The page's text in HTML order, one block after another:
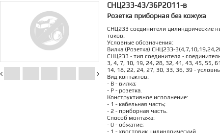
СНЦ233-43/36Р2О11-в
Розетка приборная без кожуха
СНЦ233 соединители цилиндрические
токов.
Условные обозначения:
Вилка (Розетка) СНЦ233-
СНЦ233 - тип соединителя -
3, 4, 7, 10, 19, 24, 28, 32, 41, 43, 45, 55,
14, 18, 22, 24, 27, 30, 33, 36, 39 -
Вид контактов:
- В - вилка;
- Р - розетка.
Конструктивное исполнение:
- 1 - кабельная часть;
- 2 - приборная часть.
Способ монтажа:
- 0 - обжатие;
- 1 - хвостовик цилиндрический.